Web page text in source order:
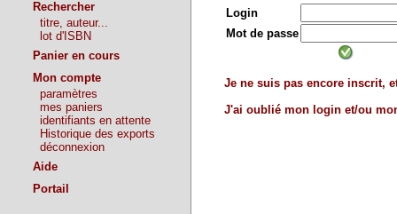
Rechercher
titre, auteur...
lot d'ISBN
Panier en cours
Mon compte
paramètres
mes paniers
identifiants en attente
Historique des exports
déconnexion
Aide
Portail
Login
Mot de passe
Je ne suis pas encore inscrit,
J'ai oublié mon login et/ou